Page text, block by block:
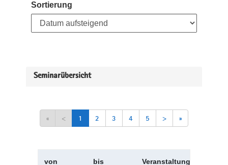
Sortierung
Seminarübersicht
« < 1 2 3 4 5 > »
von bis Veranstaltungskürzel